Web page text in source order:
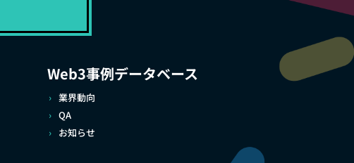
Web3事例データベース
業界動向
QA
お知らせ